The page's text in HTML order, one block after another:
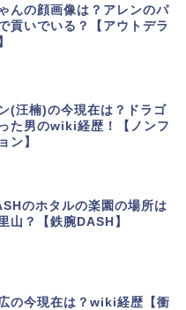
んの顔画像は？アレンのパ
貢いでいる？【アウトデラ
(汪楠)の今現在は？ドラゴ
た男のwiki経歴！【ノンフ
ン】
のホタルの楽園の場所は
山？【鉄腕DASH】
の今現在は？wiki経歴【衝